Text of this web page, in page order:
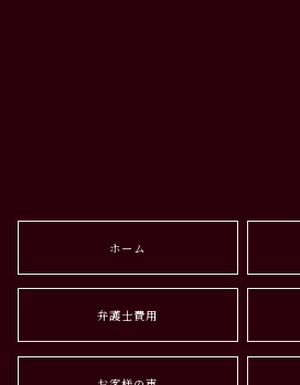
ホーム
弁護士費用